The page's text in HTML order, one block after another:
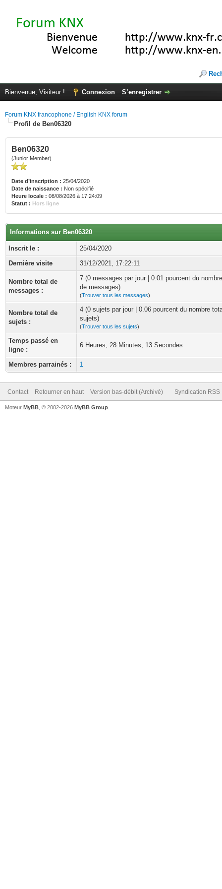
Bienvenue, Visiteur ! Connexion S’enregistrer
Forum KNX francophone / English KNX forum
Profil de Ben06320
Ben06320
(Junior Member)
Date d’inscription : 25/04/2020
Date de naissance : Non spécifié
Heure locale : 08/08/2026 à 17:24:09
Statut : Hors ligne
Informations sur Ben06320
Inscrit le :
25/04/2020
Dernière visite
31/12/2021, 17:22:11
Nombre total de
messages :
7 (0 messages par jour | 0.01 pourcent du
de messages)
(Trouver tous les messages)
Nombre total de
sujets :
4 (0 sujets par jour | 0.06 pourcent du nombre
sujets)
(Trouver tous les sujets)
Temps passé en
ligne :
6 Heures, 28 Minutes, 13 Secondes
Membres parrainés : 1
Contact Retourner en haut Version bas-débit (Archivé) Syndication RSS
Moteur MyBB , © 2002-2026 MyBB Group